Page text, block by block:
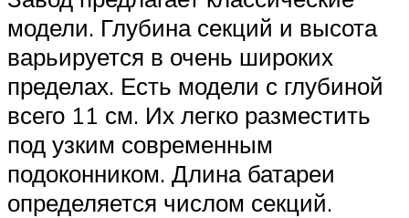
модели. Глубина секций и высота
варьируется в очень широких
пределах. Есть модели с глубиной
всего 11 см. Их легко разместить
под узким современным
подоконником. Длина батареи
определяется числом секций.